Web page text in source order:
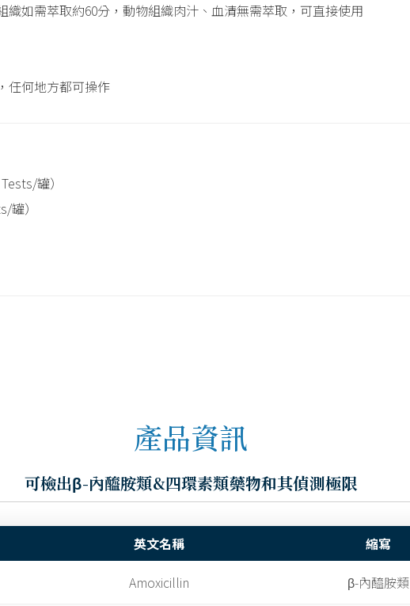
織如需萃取約60分，動物組織肉汁、血清無需萃取，可直接使用
任何地方都可操作
罐）
罐）
產品資訊
可檢出β-內醯胺類&四環素類藥物和其偵測極限
英文名稱 縮寫
Amoxicillin β-內醯胺類